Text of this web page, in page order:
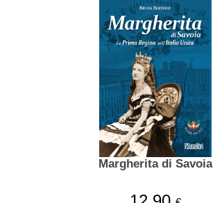
Margherita di Savoia